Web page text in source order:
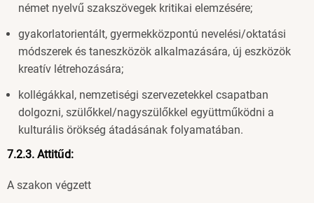
német nyelvű szakszövegek kritikai elemzésére;
gyakorlatorientált, gyermekközpontú nevelési/oktatási
módszerek és taneszközök alkalmazására, új eszközök
kreatív létrehozására;
kollégákkal, nemzetiségi szervezetekkel csapatban
dolgozni, szülőkkel/nagyszülőkkel együttműködni a
kulturális örökség átadásának folyamatában.
7.2.3. Attitűd:
A szakon végzett